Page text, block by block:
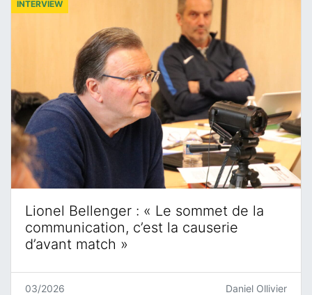
Lionel Bellenger : « Le sommet de la
communication, c’est la causerie
d’avant match »
INTERVIEW
03/2026 Daniel Ollivier